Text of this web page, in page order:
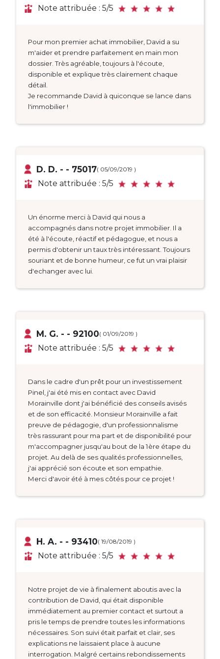
Note attribuée : 5/5
Pour mon premier achat immobilier, David a su
m'aider et prendre parfaitement en main mon
dossier. Très agréable, toujours à l'écoute,
disponible et explique très clairement chaque
détail.
Je recommande David à quiconque se lance dans
l'immobilier !
D. D. - - 75017( 05/09/2019 )
Note attribuée : 5/5
Un énorme merci à David qui nous a
accompagnés dans notre projet immobilier. Il a
été à l'écoute, réactif et pédagogue, et nous a
permis d'obtenir un taux très intéressant. Toujours
souriant et de bonne humeur, ce fut un vrai plaisir
d'echanger avec lui.
M. G. - - 92100( 01/09/2019 )
Note attribuée : 5/5
Dans le cadre d'un prêt pour un investissement
Pinel, j'ai été mis en contact avec David
Morainville dont j'ai bénéficié des conseils avisés
et de son efficacité. Monsieur Morainville a fait
preuve de pédagogie, d'un professionnalisme
très rassurant pour ma part et de disponibilité pour
m'accompagner jusqu'au bout de la 1ère étape du
projet. Au delà de ses qualités professionnelles,
j'ai apprécié son écoute et son empathie.
Merci d'avoir été à mes côtés pour ce projet !
H. A. - - 93410( 19/08/2019 )
Note attribuée : 5/5
Notre projet de vie à finalement aboutis avec la
contribution de David, qui était disponible
immédiatement au premier contact et surtout a
pris le temps de prendre toutes les informations
nécessaires. Son suivi était parfait et clair, ses
explications ne laissaient place à aucune
interrogation. Malgré certains rebondissements